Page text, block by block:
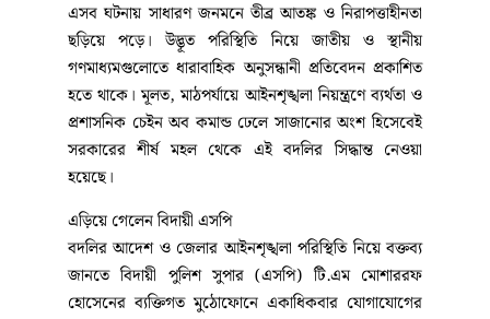
এসব ঘটনায় সাধারণ জনমনে তীব্র আতঙ্ক ও নিরাপত্তাহীনতা
ছড়িয়ে পড়ে। উদ্ভূত পরিস্থিতি নিয়ে জাতীয় ও স্থানীয়
গণমাধ্যমগুলোতে ধারাবাহিক অনুসন্ধানী প্রতিবেদন প্রকাশিত
হতে থাকে। মূলত, মাঠপর্যায়ে আইনশৃঙ্খলা নিয়ন্ত্রণে ব্যর্থতা ও
প্রশাসনিক চেইন অব কমান্ড ঢেলে সাজানোর অংশ হিসেবেই
সরকারের শীর্ষ মহল থেকে এই বদলির সিদ্ধান্ত নেওয়া
হয়েছে।
এড়িয়ে গেলেন বিদায়ী এসপি
বদলির আদেশ ও জেলার আইনশৃঙ্খলা পরিস্থিতি নিয়ে বক্তব্য
জানতে বিদায়ী পুলিশ সুপার (এসপি) টি.এম মোশাররফ
হোসেনের ব্যক্তিগত মুঠোফোনে একাধিকবার যোগাযোগের